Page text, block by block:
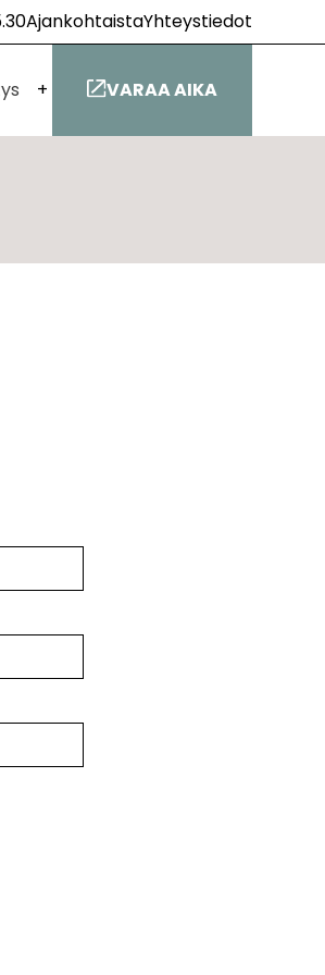
AjankohtaistaYhteystiedot
Avaa VARAA AIKA